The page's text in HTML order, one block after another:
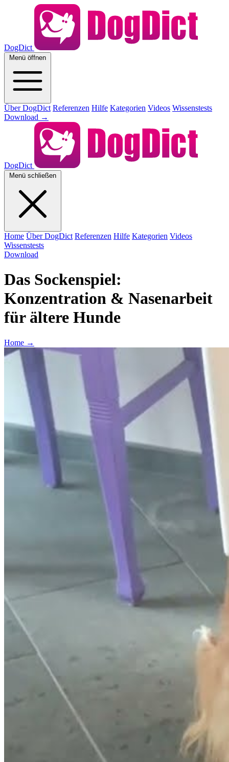
DogDict
Menü öffnen
Über DogDict Referenzen Hilfe Kategorien Videos Wissenstests
Download →
DogDict
Menü schließen
Home Über DogDict Referenzen Hilfe Kategorien Videos
Wissenstests
Download
Das Sockenspiel:
Konzentration & Nasenarbeit
für ältere Hunde
Home →